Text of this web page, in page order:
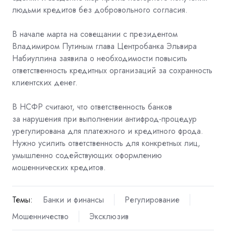
людьми кредитов без добровольного согласия.
В начале марта на совещании с президентом
Владимиром Путиным глава Центробанка Эльвира
Набиуллина заявила о необходимости повысить
ответственность кредитных организаций за сохранность
клиентских денег.
В НСФР считают, что ответственность банков
за нарушения при выполнении антифрод-процедур
урегулирована для платежного и кредитного фрода.
Нужно усилить ответственность для конкретных лиц,
умышленно содействующих оформлению
мошеннических кредитов.
Темы: Банки и финансы
Регулирование
Мошенничество
Эксклюзив